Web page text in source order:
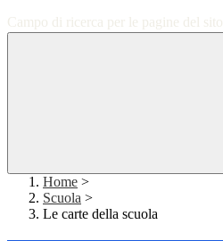
Campo di ricerca per le pagine del sito
Home >
Scuola >
Le carte della scuola